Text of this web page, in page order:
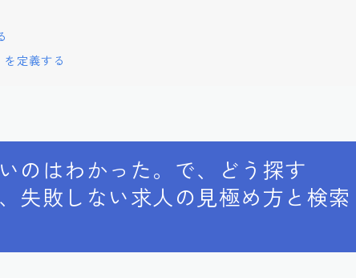
定義する
のはわかった。で、どう探す
失敗しない求人の見極め方と検索